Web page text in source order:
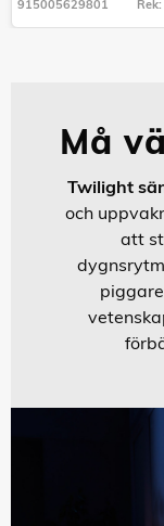
915005629801
915005629801
Må
Twilight
och
att
dygnsrytm.